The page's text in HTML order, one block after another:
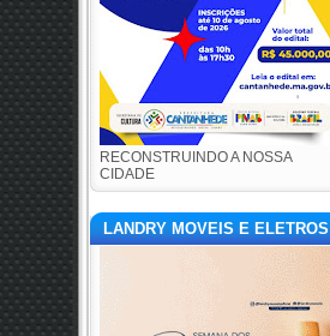
RECONSTRUINDO A NOSSA
CIDADE
LANDRY MOVEIS E ELETROS